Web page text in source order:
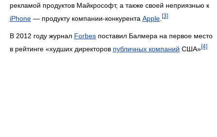
рекламой продуктов Майкрософт, а также своей неприязнью к
iPhone — продукту компании-конкурента Apple [3]
В 2012 году журнал Forbes поставил Балмера на первое место
в рейтинге «худших директоров публичных компаний США»[4]